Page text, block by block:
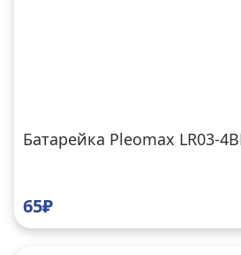
Батарейка Pleomax LR03-
65₽